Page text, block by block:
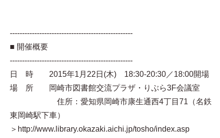
--------------------------------------------------
■ 開催概要
--------------------------------------------------
日 時 2015年1月22日(木) 18:30-20:30／18:00開場
場 所 岡崎市図書館交流プラザ・りぶら3F会議室
住所：愛知県岡崎市康生通西4丁目71（名鉄
東岡崎駅下車）
＞http://www.library.okazaki.aichi.jp/tosho/index.asp